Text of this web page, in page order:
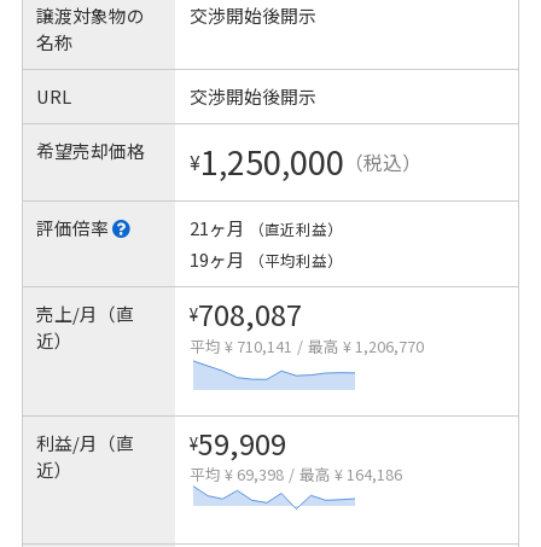
譲渡対象物の
名称
交渉開始後開示
URL 交渉開始後開示
希望売却価格 ¥1,250,000 （税込）
評価倍率 21ヶ月 （直近利益）
19ヶ月 （平均利益）
売上/月（直
近）
¥708,087
平均 ¥ 710,141 / 最高 ¥ 1,206,770
利益/月（直
近）
¥59,909
平均 ¥ 69,398 / 最高 ¥ 164,186